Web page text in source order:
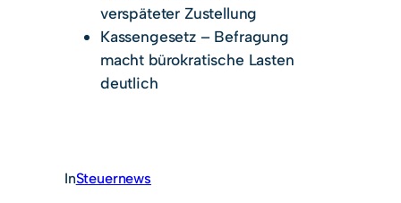
verspäteter Zustellung
Kassengesetz – Befragung
macht bürokratische Lasten
deutlich
InSteuernews